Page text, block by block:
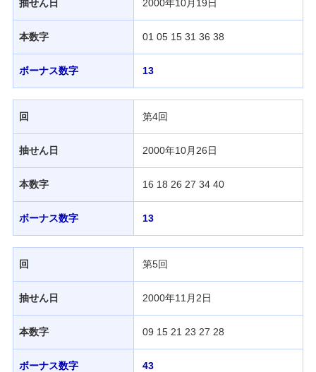
発売スケジュール
みずほ銀行について
抽せん日 2000年10月19日
本数字 01 05 15 31 36 38
ボーナス数字 13
回 第4回
抽せん日 2000年10月26日
本数字 16 18 26 27 34 40
ボーナス数字 13
回 第5回
抽せん日 2000年11月2日
本数字 09 15 21 23 27 28
ボーナス数字 43